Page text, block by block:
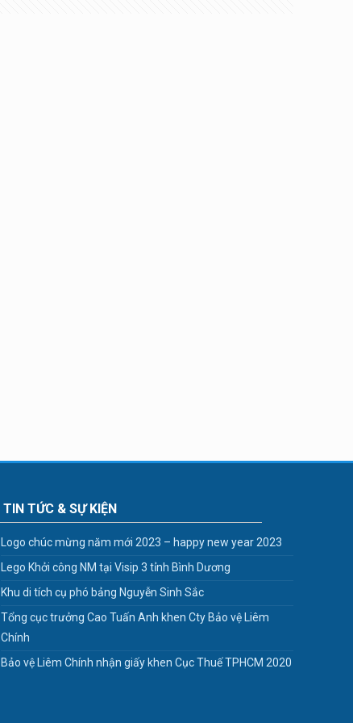
TIN TỨC & SỰ KIỆN
Logo chúc mừng năm mới 2023 – happy new year 2023
Lego Khởi công NM tại Visip 3 tỉnh Bình Dương
Khu di tích cụ phó bảng Nguyễn Sinh Sắc
Tổng cục trưởng Cao Tuấn Anh khen Cty Bảo vệ Liêm
Chính
Bảo vệ Liêm Chính nhận giấy khen Cục Thuế TPHCM 2020